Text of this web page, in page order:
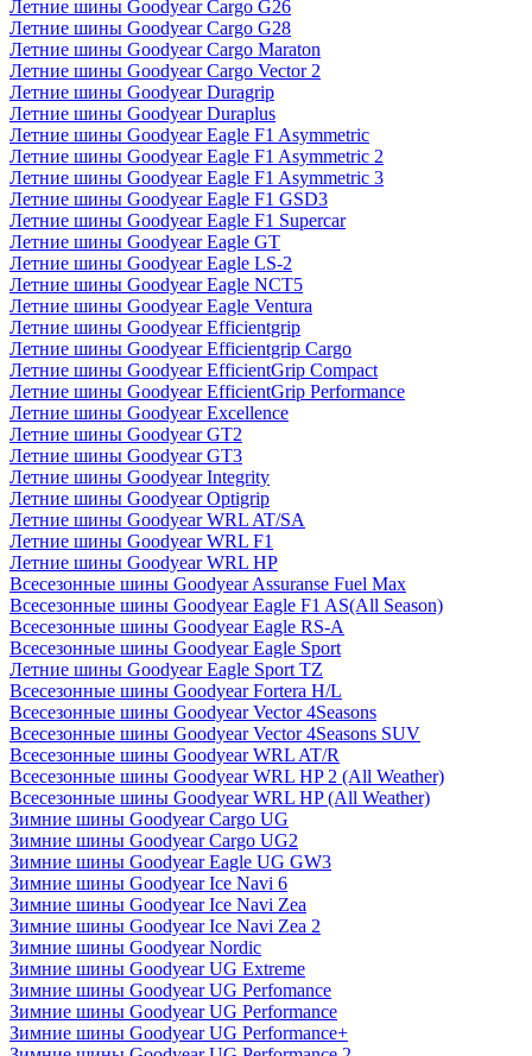
Летние шины Goodyear Cargo G26
Летние шины Goodyear Cargo G28
Летние шины Goodyear Cargo Maraton
Летние шины Goodyear Cargo Vector 2
Летние шины Goodyear Duragrip
Летние шины Goodyear Duraplus
Летние шины Goodyear Eagle F1 Asymmetric
Летние шины Goodyear Eagle F1 Asymmetric 2
Летние шины Goodyear Eagle F1 Asymmetric 3
Летние шины Goodyear Eagle F1 GSD3
Летние шины Goodyear Eagle F1 Supercar
Летние шины Goodyear Eagle GT
Летние шины Goodyear Eagle LS-2
Летние шины Goodyear Eagle NCT5
Летние шины Goodyear Eagle Ventura
Летние шины Goodyear Efficientgrip
Летние шины Goodyear Efficientgrip Cargo
Летние шины Goodyear EfficientGrip Compact
Летние шины Goodyear EfficientGrip Performance
Летние шины Goodyear Excellence
Летние шины Goodyear GT2
Летние шины Goodyear GT3
Летние шины Goodyear Integrity
Летние шины Goodyear Optigrip
Летние шины Goodyear WRL AT/SA
Летние шины Goodyear WRL F1
Летние шины Goodyear WRL HP
Всесезонные шины Goodyear Assuranse Fuel Max
Всесезонные шины Goodyear Eagle F1 AS(All Season)
Всесезонные шины Goodyear Eagle RS-A
Всесезонные шины Goodyear Eagle Sport
Летние шины Goodyear Eagle Sport TZ
Всесезонные шины Goodyear Fortera H/L
Всесезонные шины Goodyear Vector 4Seasons
Всесезонные шины Goodyear Vector 4Seasons SUV
Всесезонные шины Goodyear WRL AT/R
Всесезонные шины Goodyear WRL HP 2 (All Weather)
Всесезонные шины Goodyear WRL HP (All Weather)
Зимние шины Goodyear Cargo UG
Зимние шины Goodyear Cargo UG2
Зимние шины Goodyear Eagle UG GW3
Зимние шины Goodyear Ice Navi 6
Зимние шины Goodyear Ice Navi Zea
Зимние шины Goodyear Ice Navi Zea 2
Зимние шины Goodyear Nordic
Зимние шины Goodyear UG Extreme
Зимние шины Goodyear UG Perfomance
Зимние шины Goodyear UG Performance
Зимние шины Goodyear UG Performance+